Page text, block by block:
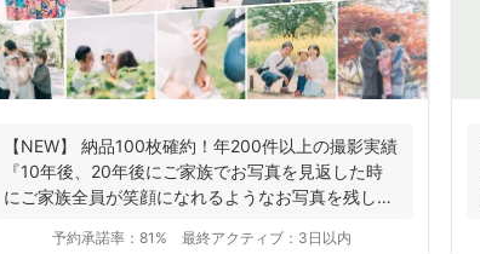
【NEW】 納品100枚確約！年200件以上の撮影実績
『10年後、20年後にご家族でお写真を見返した時
にご家族全員が笑顔になれるようなお写真を残し
予約承諾率： 81% 最終アクティブ： 3日以内